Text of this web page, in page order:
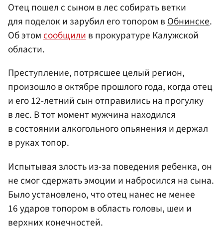
Отец пошел с сыном в лес собирать ветки
для поделок и зарубил его топором вОбнинске.
Об этомсообщилив прокуратуре Калужской
области.
Преступление, потрясшее целый регион,
произошло в октябре прошлого года, когда отец
и его 12-летний сын отправились на прогулку
в лес. В тот момент мужчина находился
в состоянии алкогольного опьянения и держал
в руках топор.
Испытывая злость из-за поведения ребенка, он
не смог сдержать эмоции и набросился на сына.
Было установлено, что отец нанес не менее
16 ударов топором в область головы, шеи и
верхних конечностей.